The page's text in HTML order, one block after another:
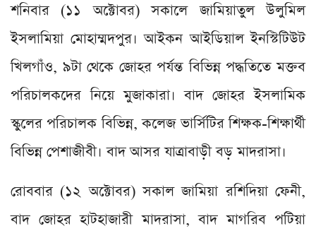
শনিবার (১১ অক্টোবর) সকালে জামিয়াতুল উলুমিল
ইসলামিয়া মোহাম্মদপুর। আইকন আইডিয়াল ইনস্টিটিউট
খিলগাঁও, ৯টা থেকে জোহর পর্যন্ত বিভিন্ন পদ্ধতিতে মক্তব
পরিচালকদের নিয়ে মুজাকারা। বাদ জোহর ইসলামিক
স্কুলের পরিচালক বিভিন্ন, কলেজ ভার্সিটির শিক্ষক-শিক্ষার্থী
বিভিন্ন পেশাজীবী। বাদ আসর যাত্রাবাড়ী বড় মাদরাসা।
রোববার (১২ অক্টোবর) সকাল জামিয়া রশিদিয়া ফেনী,
বাদ জোহর হাটহাজারী মাদরাসা, বাদ মাগরিব পটিয়া